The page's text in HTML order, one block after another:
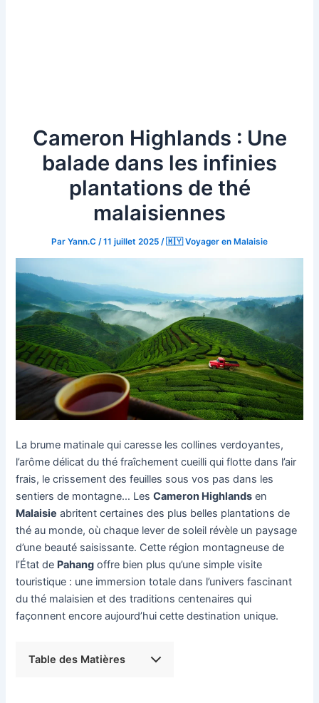
Cameron Highlands : Une
balade dans les infinies
plantations de thé
malaisiennes
Par Yann.C /11 juillet 2025 /🇲🇾 Voyager en Malaisie
La brume matinale qui caresse les collines verdoyantes,
l’arôme délicat du thé fraîchement cueilli qui flotte dans l’air
frais, le crissement des feuilles sous vos pas dans les
sentiers de montagne… LesCameron Highlands en
Malaisie abritent certaines des plus belles plantations de
thé au monde, où chaque lever de soleil révèle un paysage
d’une beauté saisissante. Cette région montagneuse de
l’État de Pahang offre bien plus qu’une simple visite
touristique : une immersion totale dans l’univers fascinant
du thé malaisien et des traditions centenaires qui
façonnent encore aujourd’hui cette destination unique.
Table des Matières